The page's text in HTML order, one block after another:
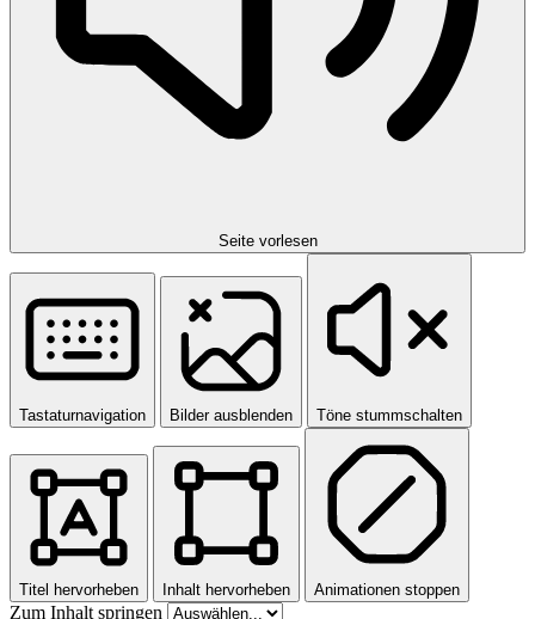
Seite vorlesen
Tastaturnavigation Bilder ausblenden Töne stummschalten
Titel hervorheben Inhalt hervorheben Animationen stoppen
Zum Inhalt springen